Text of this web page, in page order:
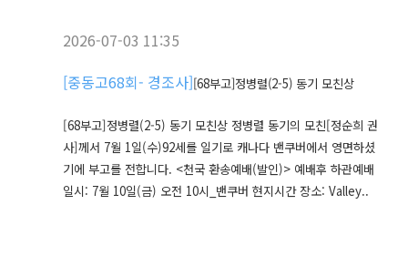
2026-07-03 11:35
[중동고68회- 경조사][68부고]정병렬(2-5) 동기 모친상
[68부고]정병렬(2-5) 동기 모친상 정병렬 동기의 모친[정순희 권
사]께서 7월 1일(수)92세를 일기로 캐나다 밴쿠버에서 영면하셨
기에 부고를 전합니다. <천국 환송예배(발인)> 예배후 하관예배
일시: 7월 10일(금) 오전 10시_밴쿠버 현지시간 장소: Valley..